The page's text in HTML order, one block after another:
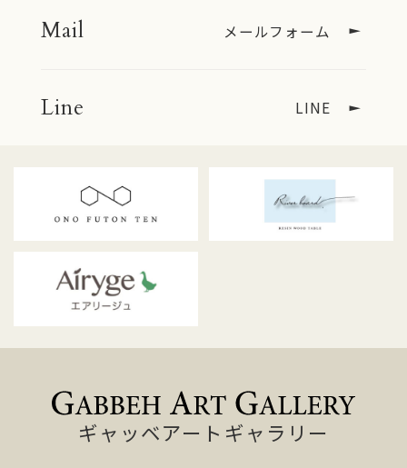
Mail メールフォーム
Line LINE
ギャッベアートギャラリー